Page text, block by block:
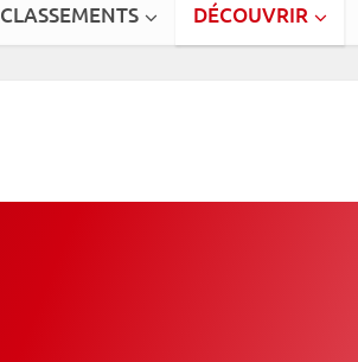
CLASSEMENTS DÉCOUVRIR